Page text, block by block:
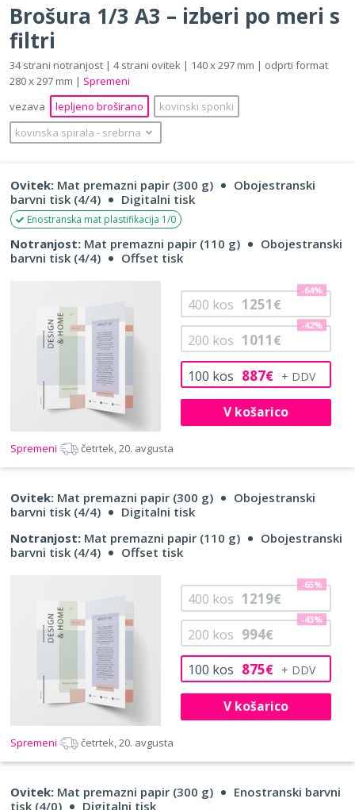
Brošura 1/3 A3 – izberi po meri s
filtri
34 strani notranjost | 4 strani ovitek | 140 x 297 mm | odprti format
280 x 297 mm | Spremeni
vezava
lepljeno broširano
kovinski sponki
kovinska spirala ‐ srebrna
Ovitek: Mat premazni papir (300 g)
Obojestranski
barvni tisk (4/4)
Digitalni tisk
Enostranska mat plastifikacija 1/0
Notranjost: Mat premazni papir (110 g)
Obojestranski
barvni tisk (4/4)
Offset tisk
100 kos 887€
200 kos 1011€
-42%
400 kos 1251€
-64%
V košarico
Spremeni četrtek, 20. avgusta
Ovitek: Mat premazni papir (300 g)
Obojestranski
barvni tisk (4/4)
Digitalni tisk
Notranjost: Mat premazni papir (110 g)
Obojestranski
barvni tisk (4/4)
Offset tisk
100 kos 875€
200 kos 994€
-43%
400 kos 1219€
-65%
V košarico
Spremeni četrtek, 20. avgusta
Ovitek: Mat premazni papir (300 g)
Enostranski barvni
tisk (4/0)
Digitalni tisk